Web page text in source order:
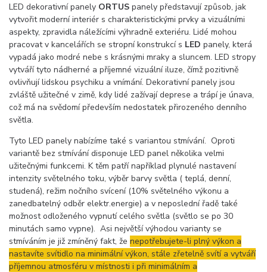
LED dekorativní panely ORTUS panely představují způsob, jak
vytvořit moderní interiér s charakteristickými prvky a vizuálními
aspekty, zpravidla náležícími výhradně exteriéru. Lidé mohou
pracovat v kancelářích se stropní konstrukcí s LED panely, která
vypadá jako modré nebe s krásnými mraky a sluncem. LED stropy
vytváří tyto nádherné a příjemné vizuální iluze, čímž pozitivně
ovlivňují lidskou psychiku a vnímání. Dekorativní panely jsou
zvláště užitečné v zimě, kdy lidé zažívají deprese a trápí je únava,
což má na svědomí především nedostatek přirozeného denního
světla.
Tyto LED panely nabízíme také s variantou stmívání. Oproti
variantě bez stmívání disponuje LED panel několika velmi
užitečnými funkcemi. K těm patří například plynulé nastavení
intenzity světelného toku, výběr barvy světla ( teplá, denní,
studená), režim nočního svícení (10% světelného výkonu a
zanedbatelný odběr elektr.energie) a v neposlední řadě také
možnost odloženého vypnutí celého světla (světlo se po 30
minutách samo vypne). Asi největší výhodou varianty se
stmíváním je již zmíněný fakt, že nepotřebujete-li plný výkon a
nastavíte svítidlo na minimální výkon, stále zřetelně svítí a vytváří
příjemnou atmosféru v místnosti i při minimálním a